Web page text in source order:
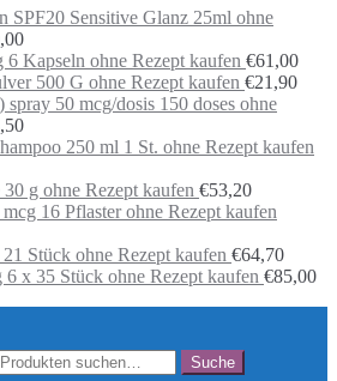
SPF20 Sensitive Glanz 25ml ohne
Kapseln ohne Rezept kaufen €61,00
500 G ohne Rezept kaufen €21,90
50 mcg/dosis 150 doses ohne
250 ml 1 St. ohne Rezept kaufen
g ohne Rezept kaufen €53,20
16 Pflaster ohne Rezept kaufen
Stück ohne Rezept kaufen €64,70
x 35 Stück ohne Rezept kaufen €85,00